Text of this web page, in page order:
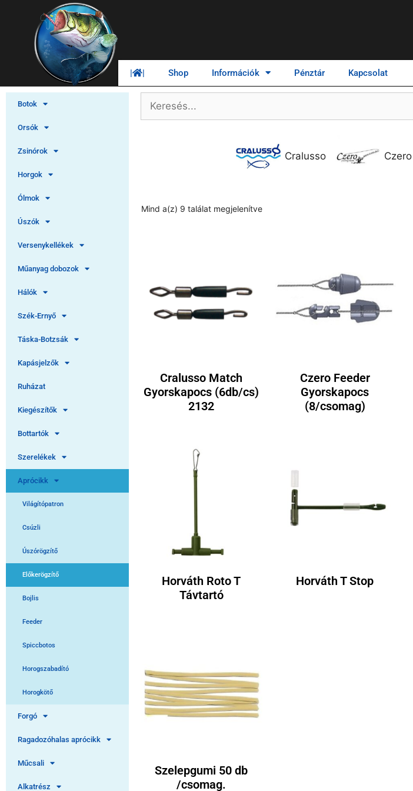
| | Shop Információk Pénztár Kapcsolat
Botok
Orsók
Zsinórok
Horgok
Ólmok
Úszók
Versenykellékek
Műanyag dobozok
Hálók
Szék-Ernyő
Táska-Botzsák
Kapásjelzők
Ruházat
Kiegészítők
Bottartók
Szerelékek
Aprócikk
Világítópatron
Csúzli
Úszórögzítő
Előkerögzítő
Bojlis
Feeder
Spiccbotos
Horogszabadító
Horogkötő
Forgó
Ragadozóhalas aprócikk
Műcsali
Alkatrész
Cralusso Czero
Mind a(z) 9 találat megjelenítve
Cralusso Match
Gyorskapocs (6db/cs)
2132
Czero Feeder
Gyorskapocs
(8/csomag)
Horváth Roto T
Távtartó
Horváth T Stop
Szelepgumi 50 db
/csomag.